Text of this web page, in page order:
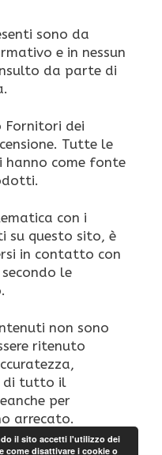
sono da
e in nessun
da parte di
Fornitori dei
Tutte le
come fonte
con i
su questo sito, è
in contatto con
le
non sono
ritenuto
di tutto il
per
arrecato.
il sito accetti l'utilizzo dei
come disattivare i cookie o